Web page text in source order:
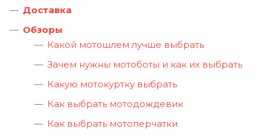
Доставка
Обзоры
Какой мотошлем лучше выбрать
Зачем нужны мотоботы и как их выбрать
Какую мотокуртку выбрать
Как выбрать мотодождевик
Как выбрать мотоперчатки